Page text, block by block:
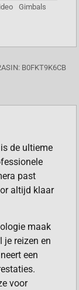
Gimbals
ASIN: B0FKT9K6CB
is de ultieme
past
altijd klaar
maak
je reizen en
een
voor